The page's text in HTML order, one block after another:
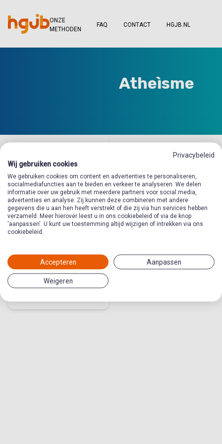
ONZE
METHODEN
FAQ CONTACT HGJB.NL
Atheìsme
Thema in Follow Me Next
Gods bestaan
Privacybeleid
Wij gebruiken cookies
We gebruiken cookies om content en advertenties te personaliseren,
socialmediafuncties aan te bieden en verkeer te analyseren. We delen
informatie over uw gebruik met meerdere partners voor social media,
advertenties en analyse. Zij kunnen deze combineren met andere
gegevens die u aan hen heeft verstrekt of die zij via hun services hebben
verzameld. Meer hierover leest u in ons cookiebeleid of via de knop
'aanpassen'. U kunt uw toestemming altijd wijzigen of intrekken via ons
cookiebeleid.
Accepteren Aanpassen
Weigeren